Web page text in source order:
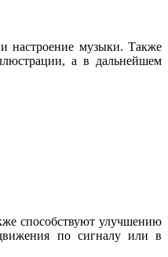
и настроение музыки. Также
а в дальнейшем
способствуют улучшению
движения по сигналу или в